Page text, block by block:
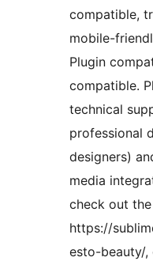
compatible,
mobile-
Plugin
compatible.
technical
professional
designers)
media
check out
https://
esto-beauty/,